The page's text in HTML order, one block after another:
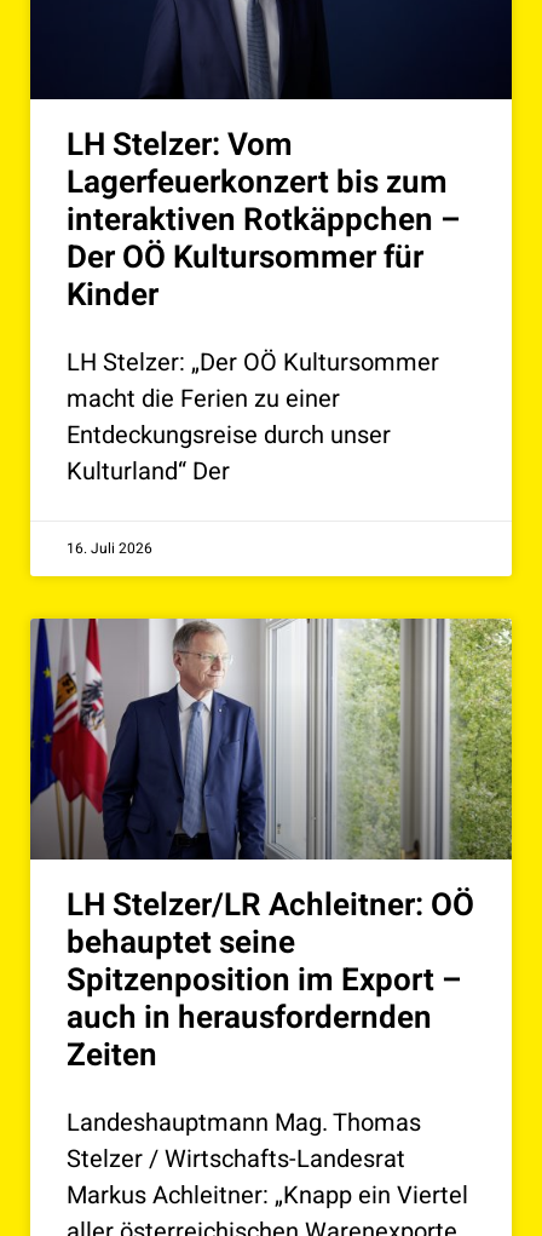
LH Stelzer: Vom
Lagerfeuerkonzert bis zum
interaktiven Rotkäppchen –
Der OÖ Kultursommer für
Kinder
LH Stelzer: „Der OÖ Kultursommer
macht die Ferien zu einer
Entdeckungsreise durch unser
Kulturland“ Der
16. Juli 2026
LH Stelzer/LR Achleitner: OÖ
behauptet seine
Spitzenposition im Export –
auch in herausfordernden
Zeiten
Landeshauptmann Mag. Thomas
Stelzer / Wirtschafts-Landesrat
Markus Achleitner: „Knapp ein Viertel